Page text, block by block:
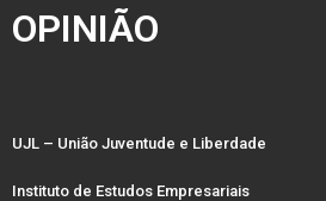
OPINIÃO
UJL – União Juventude e Liberdade
Instituto de Estudos Empresariais